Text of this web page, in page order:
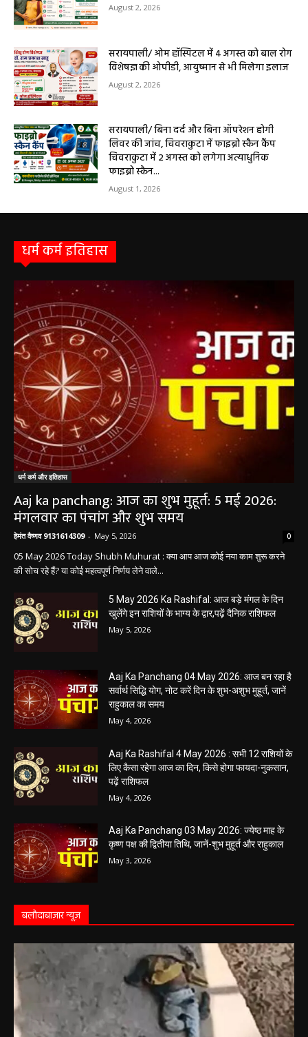
August 2, 2026
सरायपाली/ ओम हॉस्पिटल में 4 अगस्त को बाल रोग
विशेषज्ञ की ओपीडी, आयुष्मान से भी मिलेगा इलाज
August 2, 2026
सरायपाली/ बिना दर्द और बिना ऑपरेशन होगी
लिवर की जांच, चिवराकुटा में फाइब्रो स्कैन कैंप
चिवराकुटा में 2 अगस्त को लगेगा अत्याधुनिक
फाइब्रो स्कैन...
August 1, 2026
धर्म कर्म इतिहास
धर्म कर्म और इतिहास
Aaj ka panchang: आज का शुभ मुहूर्त: 5 मई 2026:
मंगलवार का पंचांग और शुभ समय
हेमंत वैष्णव 9131614309 - May 5, 2026 0
05 May 2026 Today Shubh Muhurat : क्या आप आज कोई नया काम शुरू करने
की सोच रहे हैं? या कोई महत्वपूर्ण निर्णय लेने वाले...
5 May 2026 Ka Rashifal: आज बड़े मंगल के दिन
खुलेंगे इन राशियों के भाग्य के द्वार,पढ़ें दैनिक राशिफल
May 5, 2026
Aaj Ka Panchang 04 May 2026: आज बन रहा है
सर्वार्थ सिद्धि योग, नोट करें दिन के शुभ-अशुभ मुहूर्त, जानें
राहुकाल का समय
May 4, 2026
Aaj Ka Rashifal 4 May 2026 : सभी 12 राशियों के
लिए कैसा रहेगा आज का दिन, किसे होगा फायदा-नुकसान,
पढ़ें राशिफल
May 4, 2026
Aaj Ka Panchang 03 May 2026: ज्येष्ठ माह के
कृष्ण पक्ष की द्वितीया तिथि, जानें-शुभ मुहूर्त और राहुकाल
May 3, 2026
बलौदाबाज़ार न्यूज़